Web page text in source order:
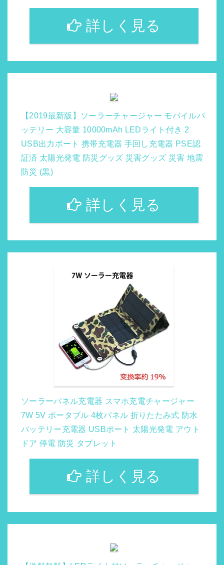
詳しく見る
【2019最新版】ソーラーチャージャー モバイルバ
ッテリー 大容量 10000mAh LEDライト付き 2
USB出力ポート 携帯充電器 手回し充電器 PSE認
証済 太陽光発電 防災グッズ 災害グッズ 災害 地震
防災 (黒)
詳しく見る
ソーラーパネル充電器 スマホ充電チャージャー
7W 5V ポータブル 4枚パネル 折りたたみ式 防水
バッテリー充電器 USBポート 太陽光発電 アウト
ドア 停電 防災 タブレット
詳しく見る